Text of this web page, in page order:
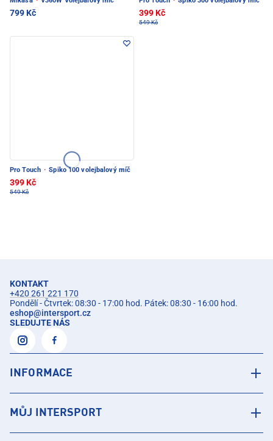
799 Kč 399 Kč
549 Kč
Pro Touch · Spiko 100 volejbalový míč
399 Kč
549 Kč
KONTAKT
+420 261 221 170
Pondělí - Čtvrtek: 08:30 - 17:00 hod. Pátek: 08:30 - 16:00 hod.
eshop@intersport.cz
SLEDUJTE NÁS
INFORMACE
MŮJ INTERSPORT